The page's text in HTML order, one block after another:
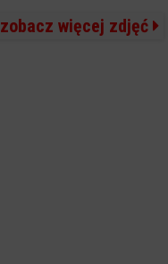
zobacz więcej zdjęć